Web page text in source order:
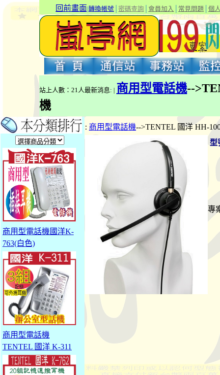
回前畫面|轉換帳號 密碼查詢 會員加入 常見問題 個
站上人數：21人最新消息: | 商用型電話機--
機
商用型電話機國洋K-
763(白色)
商用型電話機
TENTEL 國洋 K-311
: 商用型電話機-->TENTEL 國洋 HH-
型
專